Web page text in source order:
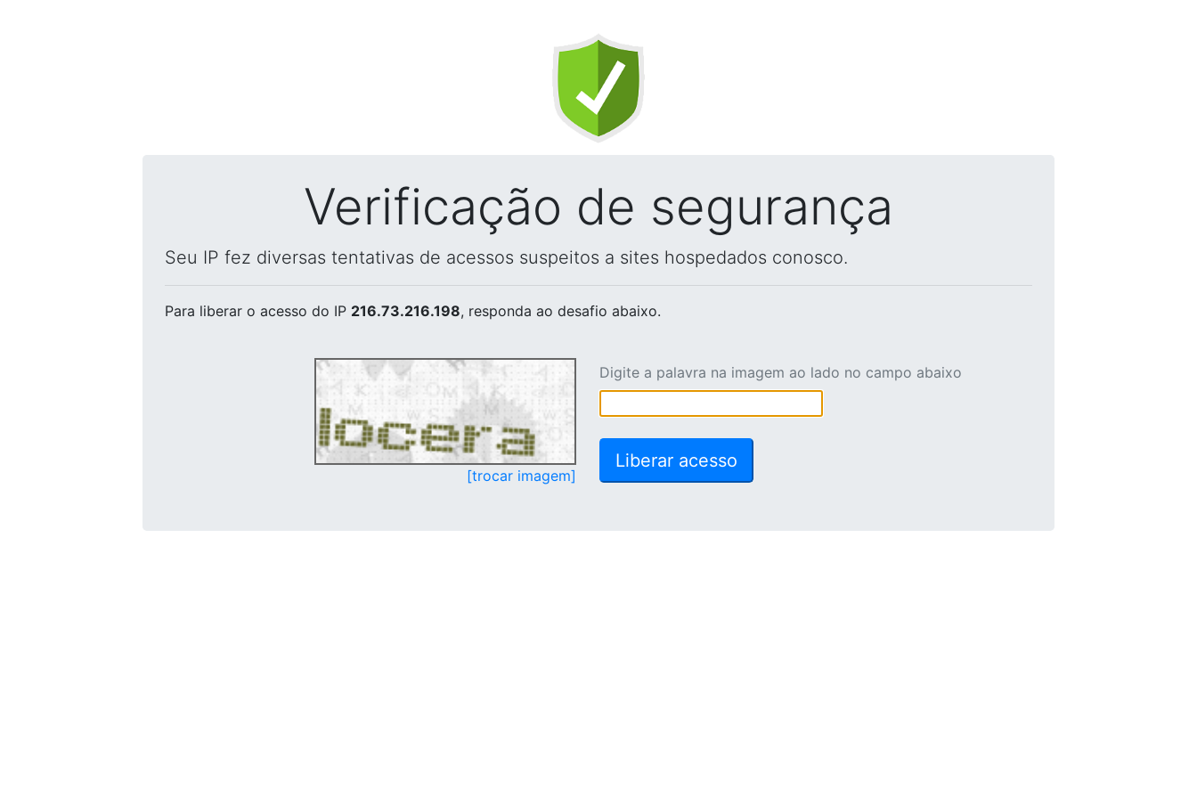
Verificação de segurança
Seu IP fez diversas tentativas de acessos suspeitos a sites hospedados conosco.
Para liberar o acesso do IP 216.73.216.198, responda ao desafio abaixo.
[trocar imagem]
Digite a palavra na imagem ao lado no campo abaixo